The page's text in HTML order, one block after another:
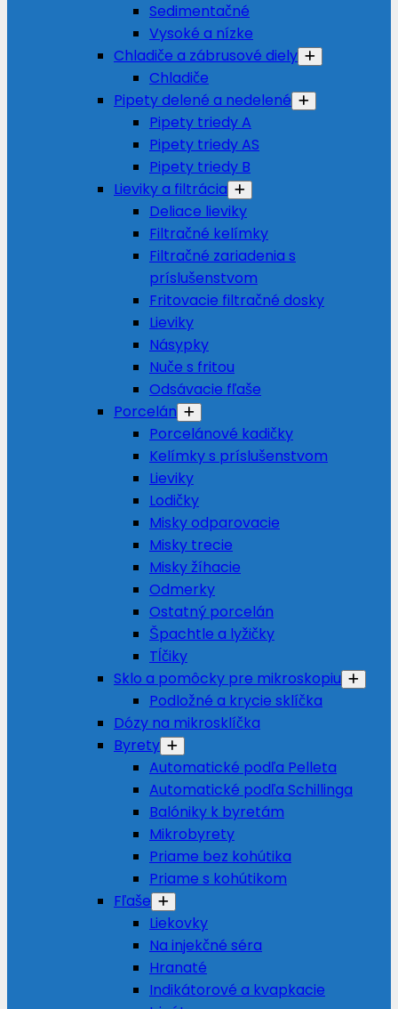
Sedimentačné
Vysoké a nízke
Chladiče a zábrusové diely
Chladiče
Pipety delené a nedelené
Pipety triedy A
Pipety triedy AS
Pipety triedy B
Lieviky a filtrácia
Deliace lieviky
Filtračné kelímky
Filtračné zariadenia s
príslušenstvom
Fritovacie filtračné dosky
Lieviky
Násypky
Nuče s fritou
Odsávacie fľaše
Porcelán
Porcelánové kadičky
Kelímky s príslušenstvom
Lieviky
Lodičky
Misky odparovacie
Misky trecie
Misky žíhacie
Odmerky
Ostatný porcelán
Špachtle a lyžičky
Tĺčiky
Sklo a pomôcky pre mikroskopiu
Podložné a krycie sklíčka
Dózy na mikrosklíčka
Byrety
Automatické podľa Pelleta
Automatické podľa Schillinga
Balóniky k byretám
Mikrobyrety
Priame bez kohútika
Priame s kohútikom
Fľaše
Liekovky
Na injekčné séra
Hranaté
Indikátorové a kvapkacie